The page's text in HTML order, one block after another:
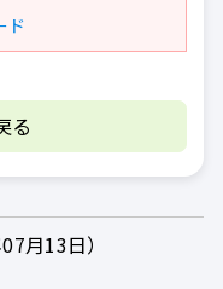
ド
る
月13日